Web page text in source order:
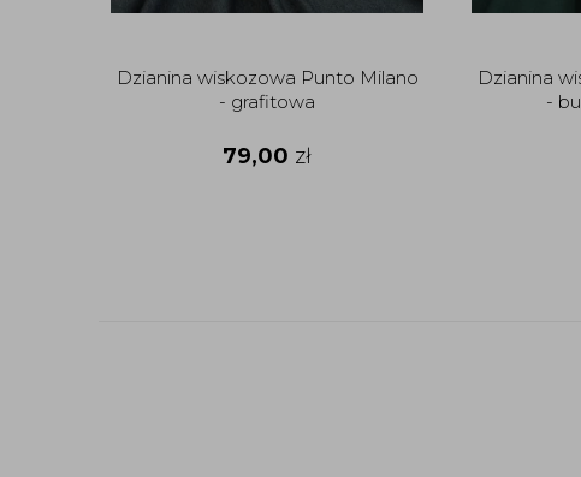
Dzianina wiskozowa Punto Milano
- grafitowa
79,00 zł
Dzianina
-